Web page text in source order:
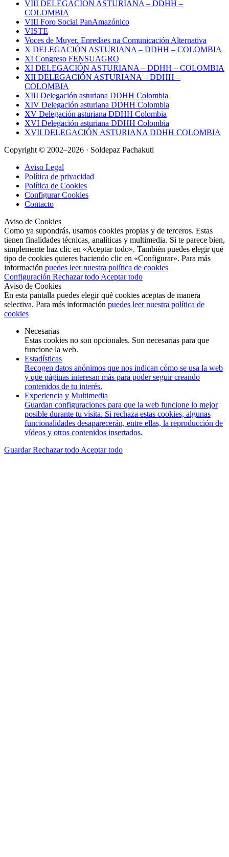
VIII DELEGACIÓN ASTURIANA – DDHH –
COLOMBIA
VIII Foro Social PanAmazónico
VISTE
Voces de Muyer. Enredaes na Comunicación Alternativa
X DELEGACIÓN ASTURIANA – DDHH – COLOMBIA
XI Congreso FENSUAGRO
XI DELEGACIÓN ASTURIANA – DDHH – COLOMBIA
XII DELEGACIÓN ASTURIANA – DDHH –
COLOMBIA
XIII Delegación asturiana DDHH Colombia
XIV Delegación asturiana DDHH Colombia
XV Delegación asturiana DDHH Colombia
XVI Delegación asturiana DDHH Colombia
XVII DELEGACIÓN ASTURIANA DDHH COLOMBIA
Copyright © 2002–2026 · Soldepaz Pachakuti
Aviso Legal
Política de privacidad
Política de Cookies
Configurar Cookies
Contacto
Aviso de Cookies
Como ya supondrás, usamos cookies propias y de terceros. Estas
tienen finalidades técnicas, analíticas y multimedia. Si te parece bien,
simplemente haz clic en «Aceptar todo». También puedes elegir qué
tipo de cookies quieres haciendo clic en «Configurar». Para más
información puedes leer nuestra política de cookies
Configuración Rechazar todo Aceptar todo
Aviso de Cookies
En esta pantalla puedes elegir qué cookies aceptas de manera
selectiva. Para más información puedes leer nuestra política de
cookies
Necesarias
Estas cookies no son opcionales. Son necesarias para que
funcione la web.
Estadísticas
Recogen datos anónimos que nos indican cómo se usa la web
y que páginas interesan más para poder seguir creando
contenidos de tu interés.
Experiencia y Multimedia
Guardan configuraciones para que la web funcione lo mejor
posible durante tu visita. Si rechaza estas cookies, algunas
funcionalidades desaparecerán, entre ellas, la reproducción de
vídeos y otros contenidos insertados.
GuardarRechazar todo Aceptar todo